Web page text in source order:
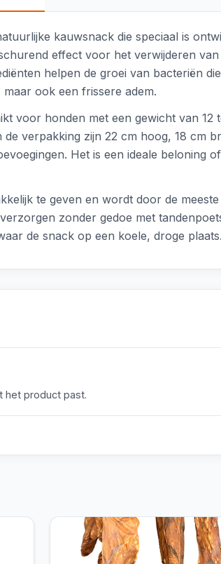
kauwsnack die speciaal is
effect voor het verwijderen
helpen de groei van bacteriën
ook een frissere adem.
voor honden met een gewicht van
verpakking zijn 22 cm hoog, 18 cm
Het is een ideale beloning
te geven en wordt door de
zonder gedoe met
de snack op een koele, droge plaats.
het product past.